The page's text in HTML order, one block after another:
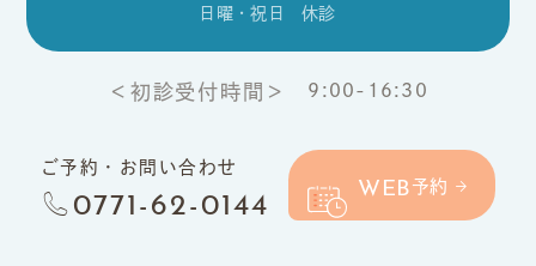
日曜・祝日 休診
＜初診受付時間＞ 9:00-16:30
ご予約・お問い合わせ
0771-62-0144 WEB 予約